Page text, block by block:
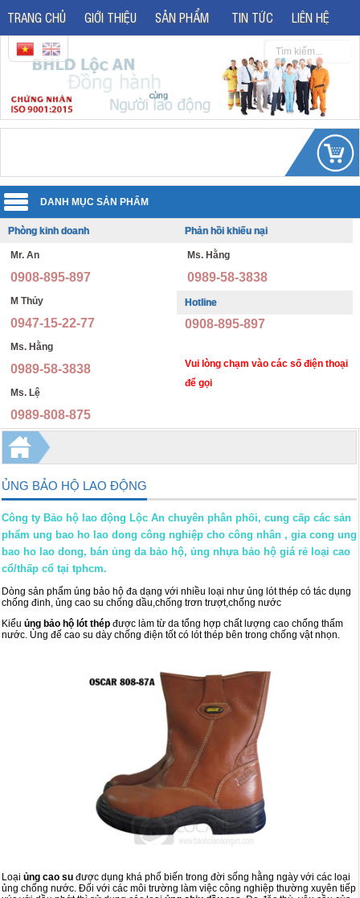
TRANG CHỦ GIỚI THIỆU SẢN PHẨM TIN TỨC LIÊN HỆ
ỦNG BẢO HỘ LAO ĐỘNG
Công ty Bảo hộ lao động Lộc An chuyên phân phối, cung cấp các sản
phẩm ung bao ho lao dong công nghiệp cho công nhân , gia cong ung
bao ho lao dong, bán ủng da bảo hộ, ủng nhựa bảo hộ giá rẻ loại cao
cổ/thấp cổ tại tphcm.
Dòng sản phẩm ủng bảo hộ đa dạng với nhiều loại như ủng lót thép có tác dụng
chống đinh, ủng cao su chống dầu,chống trơn trượt,chống nước
Kiểu ủng bảo hộ lót thép được làm từ da tổng hợp chất lượng cao chống thấm
nước. Ủng đế cao su dày chống điện tốt có lót thép bên trong chống vật nhọn.
Loại ủng cao su được dụng khá phổ biến trong đời sống hằng ngày với các loại
ủng chống nước. Đối với các môi trường làm việc công nghiệp thường xuyên tiếp
Quần áo đồng phục
Đồng phục văn phòng
Đồng phục bảo vệ thông tư 08
Đồng phục y tế
Quần áo phòng dịch, y tế, phòng sạch
Đồng phục học sinh
Đồng phục nhà hàng, khách sạn, spa
Trang phục quân đội
Trang phục dân quân tự vệ
Trang phục bảo vệ an ninh
Đồng phục áo thun
Quần kaki thời trang
Giày bảo hộ lao động
Giày bảo hộ nhập khẩu
Nón bảo hộ lao động
Ủng bảo hộ lao động
Kính bảo hộ lao động, mặt nạ hàn, kính hàn
Áo mưa cao cấp
Găng tay bảo hộ
Khẩu trang, mặt nạ chống độc
Hàng tặng phẩm
Ba lô túi xách
Thiết bị bảo hộ lao động khác
Bình chữa cháy, cứu hỏa
Cọc giao thông, rào chắn công trình
Bình chữa cháy, cứu hỏa
Chính sách bảo mật thông tin
Phòng kinh doanh
Mr. An
0908-895-897
M Thủy
0947-15-22-77
Ms. Hằng
0989-58-3838
Ms. Lệ
0989-808-875
Phản hồi khiếu nại
Ms. Hằng
0989-58-3838
Hotline
0908-895-897
Vui lòng chạm vào các số điện thoại
để gọi